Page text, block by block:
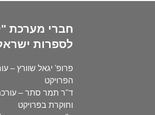
חברי מערכת
לספרות
פרופ' יגאל שוורץ –
הפרויקט
ד"ר תמר סתר –
וחוקרת בפרויקט